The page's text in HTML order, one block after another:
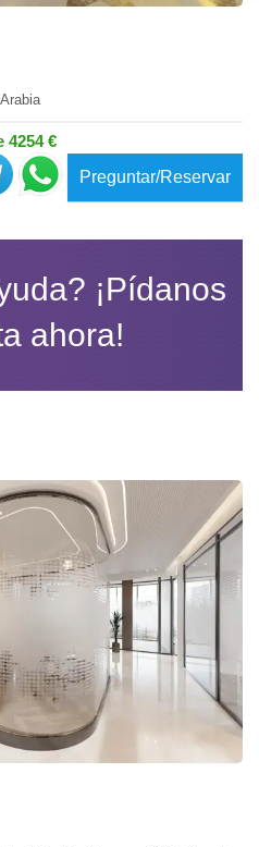
4254 €
Preguntar/Reservar
¡Pídanos
ahora!